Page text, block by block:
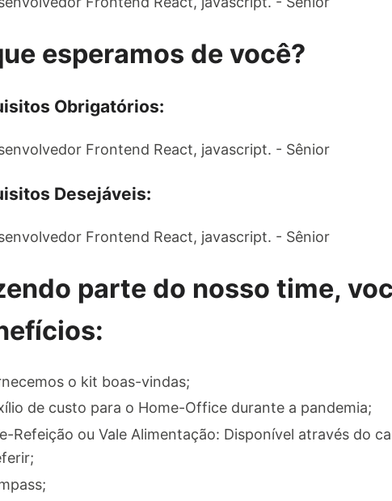
esperamos de você?
Obrigatórios:
Frontend React, javascript. - Sênior
Desejáveis:
Frontend React, javascript. - Sênior
parte do nosso time,
o kit boas-vindas;
de custo para o Home-Office durante a pandemia;
Refeição ou Vale Alimentação: Disponível através do